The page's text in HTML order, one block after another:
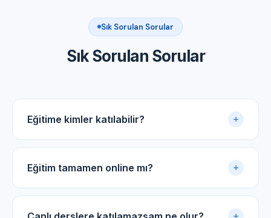
Sık Sorulan Sorular
Sık Sorulan Sorular
Eğitime kimler katılabilir?
Akupunktur uygulama sertifikasına sahip tüm tıp
doktorları ve diş hekimleri için uygundur.
Eğitim tamamen online mı?
Evet. Eğitim online panel üzerinden yürütülür. Canlı
dersler, kayıtlı video arşivi ve PDF ders notlarıyla